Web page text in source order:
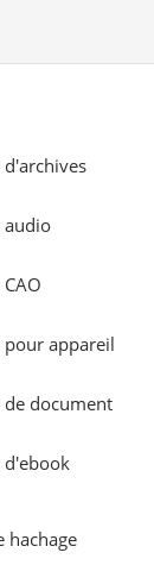
audio
pour appareil
de document
d'ebook
hachage